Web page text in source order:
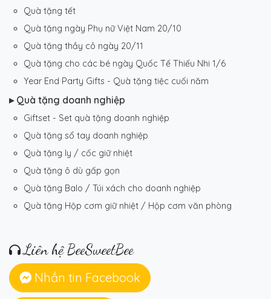
Quà tặng tết
Quà tặng ngày Phụ nữ Việt Nam 20/10
Quà tặng thầy cô ngày 20/11
Quà tặng cho các bé ngày Quốc Tế Thiếu Nhi 1/6
Year End Party Gifts - Quà tặng tiệc cuối năm
▸ Quà tặng doanh nghiệp
Giftset - Set quà tặng doanh nghiệp
Quà tặng sổ tay doanh nghiệp
Quà tặng ly / cốc giữ nhiệt
Quà tặng ô dù gấp gọn
Quà tặng Balo / Túi xách cho doanh nghiệp
Quà tặng Hộp cơm giữ nhiệt / Hộp cơm văn phòng
Liên hệ BeeSweetBee
Nhắn tin Facebook